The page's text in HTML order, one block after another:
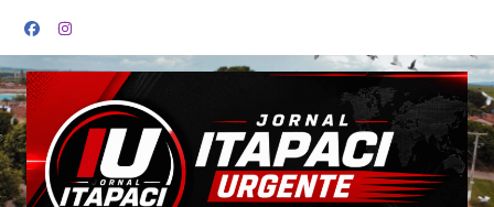
para
o
conteúdo